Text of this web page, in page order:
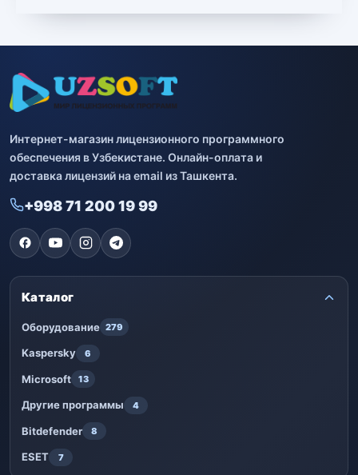
Интернет-магазин лицензионного программного
обеспечения в Узбекистане. Онлайн-оплата и
доставка лицензий на email из Ташкента.
+998 71 200 19 99
Каталог
Оборудование 279
Kaspersky 6
Microsoft 13
Другие программы 4
Bitdefender 8
ESET 7